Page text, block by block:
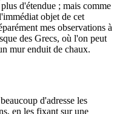
d'étendue ; mais comme
objet de cet
mes observations à
des Grecs, où l'on peut
mur enduit de chaux.
d'adresse les
en les fixant sur une